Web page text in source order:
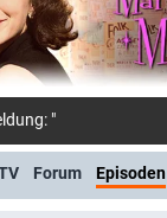
"Law & Order
Forum Episoden